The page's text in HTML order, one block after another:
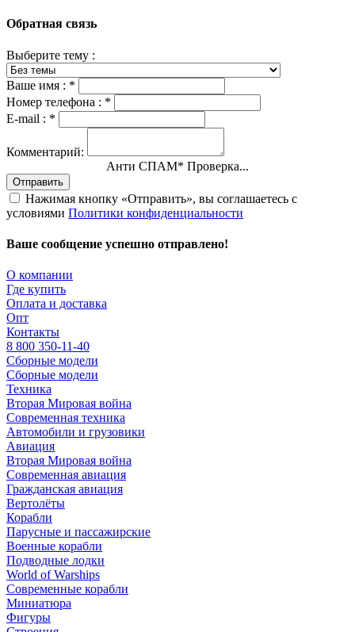
Обратная связь
Выберите тему :
Ваше имя : *
Номер телефона : *
E-mail : *
Комментарий:
Анти СПАМ* Проверка...
Отправить
Нажимая кнопку «Отправить», вы соглашаетесь с
условиями Политики конфиденциальности
Ваше сообщение успешно отправлено!
О компании
Где купить
Оплата и доставка
Опт
Контакты
8 800 350-11-40
Сборные модели
Сборные модели
Техника
Вторая Мировая война
Современная техника
Автомобили и грузовики
Авиация
Вторая Мировая война
Современная авиация
Гражданская авиация
Вертолёты
Корабли
Парусные и пассажирские
Военные корабли
Подводные лодки
World of Warships
Современные корабли
Миниатюра
Фигуры